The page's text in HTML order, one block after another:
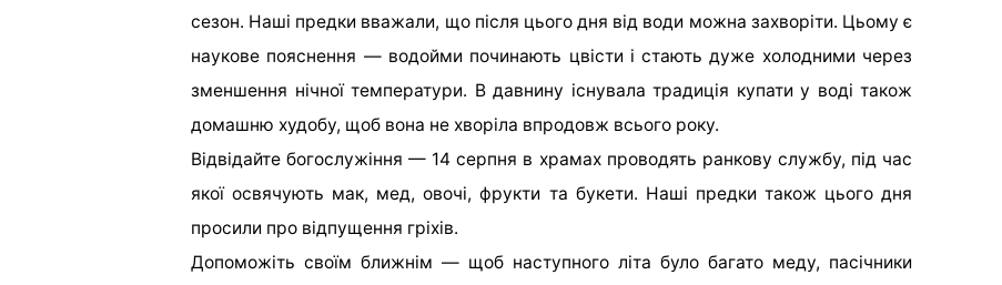
сезон. Наші предки вважали, що після цього дня від води можна захворіти. Цьому є
наукове пояснення — водойми починають цвісти і стають дуже холодними через
зменшення нічної температури. В давнину існувала традиція купати у воді також
домашню худобу, щоб вона не хворіла впродовж всього року.
Відвідайте богослужіння — 14 серпня в храмах проводять ранкову службу, під час
якої освячують мак, мед, овочі, фрукти та букети. Наші предки також цього дня
просили про відпущення гріхів.
Допоможіть своїм ближнім — щоб наступного літа було багато меду, пасічники